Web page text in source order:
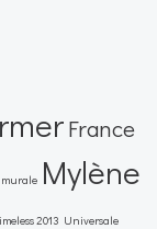
France
murale Mylène
2013 Universale